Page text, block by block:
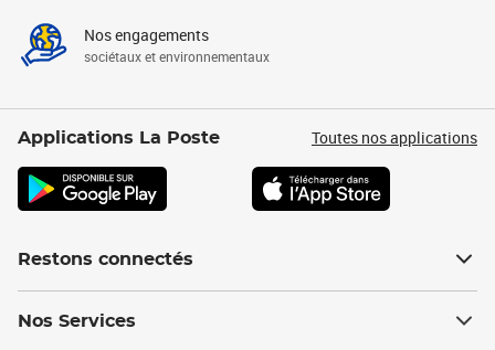
Nos engagements
sociétaux et environnementaux
Applications La Poste Toutes nos applications
Restons connectés
Nos Services